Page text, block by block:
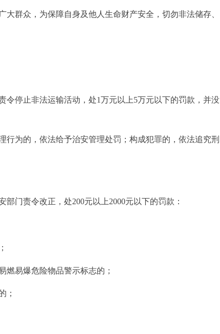
群众，为保障自身及他人生命财产安全，切勿非法储存、
令停止非法运输活动，处1万元以上5万元以下的罚款，并没
为的，依法给予治安管理处罚；构成犯罪的，依法追究刑
门责令改正，处200元以上2000元以下的罚款：
燃易爆危险物品警示标志的；
；